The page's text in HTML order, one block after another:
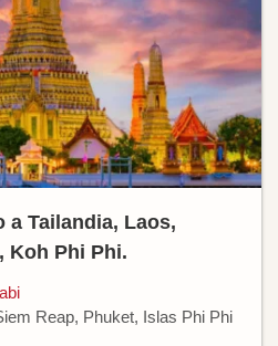
a Tailandia, Laos,
Koh Phi Phi.
Reap, Phuket, Islas Phi Phi